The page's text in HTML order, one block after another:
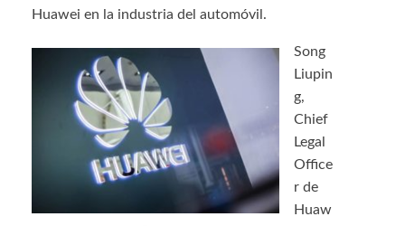
Huawei en la industria del automóvil.
Song
Liupin
g,
Chief
Legal
Office
r de
Huaw